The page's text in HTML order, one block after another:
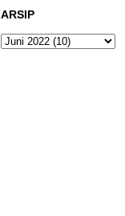
ARSIP